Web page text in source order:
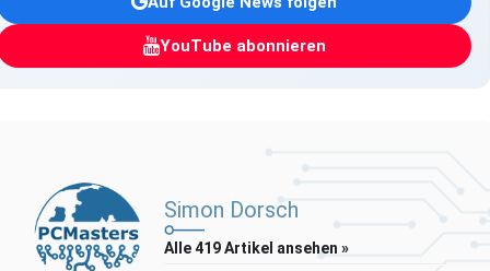
YouTube abonnieren
Simon Dorsch
Alle 419 Artikel ansehen »